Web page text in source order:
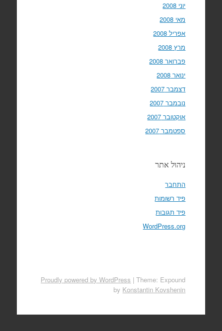
יוני 2008
מאי 2008
אפריל 2008
מרץ 2008
פברואר 2008
ינואר 2008
דצמבר 2007
נובמבר 2007
אוקטובר 2007
ספטמבר 2007
ניהול אתר
התחבר
פיד רשומות
פיד תגובות
WordPress.org
Proudly powered by WordPress |Theme: Expound
by Konstantin Kovshenin